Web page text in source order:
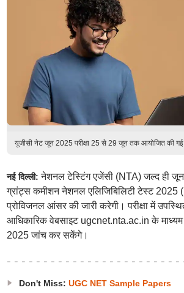
यूजीसी नेट जून 2025 परीक्षा 25 से 29 जून तक आयोजित की गई
नई दिल्ली: नेशनल टेस्टिंग एजेंसी (NTA) जल्द ही जून
ग्रांट्स कमीशन नेशनल एलिजिबिलिटी टेस्ट
प्रोविजनल आंसर की जारी करेगी। परीक्षा में
आधिकारिक वेबसाइट ugcnet.nta.ac.in के
2025 जांच कर सकेंगे।
Don't Miss: UGC NET Sample Papers